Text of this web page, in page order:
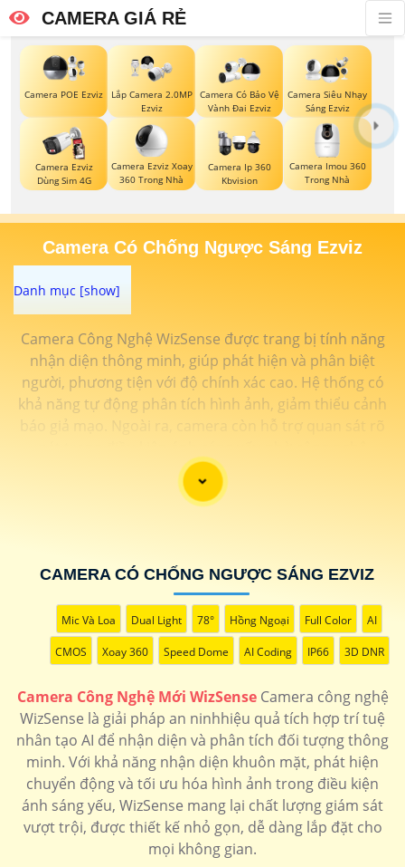
CAMERA GIÁ RẺ
Camera POE Ezviz
Lắp Camera 2.0MP
Ezviz
Camera Có Bảo Vệ
Vành Đai Ezviz
Camera Siêu Nhạy
Sáng Ezviz
Camera Ezviz
Dùng Sim 4G
Camera Ezviz Xoay
360 Trong Nhà
Camera Ip 360
Kbvision
Camera Imou 360
Trong Nhà
Camera Có Chống Ngược Sáng Ezviz
Camera Công Nghệ WizSense được trang bị tính năng
nhận diện thông minh, giúp phát hiện và phân biệt
người, phương tiện với độ chính xác cao. Hệ thống có
khả năng tự động phân tích hình ảnh, giảm thiểu cảnh
báo giả mạo. Ngoài ra, camera còn hỗ trợ quan sát rõ
Starlight và các tính năng này giúp nâng cao hiệu quả
giám sát và bảo vệ an ninh tốt hơn.
'
CAMERA CÓ CHỐNG NGƯỢC SÁNG EZVIZ
Mic Và Loa Dual Light 78° Hồng Ngoại Full Color AI
CMOS Xoay 360 Speed Dome AI Coding IP66 3D DNR
Camera Công Nghệ Mới WizSenseCamera công nghệ
WizSense là giải pháp an ninhhiệu quả tích hợp trí tuệ
nhân tạo AI để nhận diện và phân tích đối tượng thông
minh. Với khả năng nhận diện khuôn mặt, phát hiện
chuyển động và tối ưu hóa hình ảnh trong điều kiện
ánh sáng yếu, WizSense mang lại chất lượng giám sát
vượt trội, được thiết kế nhỏ gọn, dễ dàng lắp đặt cho
mọi không gian.